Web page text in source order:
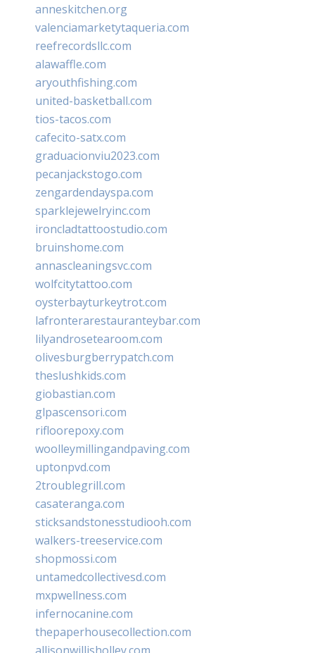
anneskitchen.org
valenciamarketytaqueria.com
reefrecordsllc.com
alawaffle.com
aryouthfishing.com
united-basketball.com
tios-tacos.com
cafecito-satx.com
graduacionviu2023.com
pecanjackstogo.com
zengardendayspa.com
sparklejewelryinc.com
ironcladtattoostudio.com
bruinshome.com
annascleaningsvc.com
wolfcitytattoo.com
oysterbayturkeytrot.com
lafronterarestauranteybar.com
lilyandrosetearoom.com
olivesburgberrypatch.com
theslushkids.com
giobastian.com
glpascensori.com
rifloorepoxy.com
woolleymillingandpaving.com
uptonpvd.com
2troublegrill.com
casateranga.com
sticksandstonesstudiooh.com
walkers-treeservice.com
shopmossi.com
untamedcollectivesd.com
mxpwellness.com
infernocanine.com
thepaperhousecollection.com